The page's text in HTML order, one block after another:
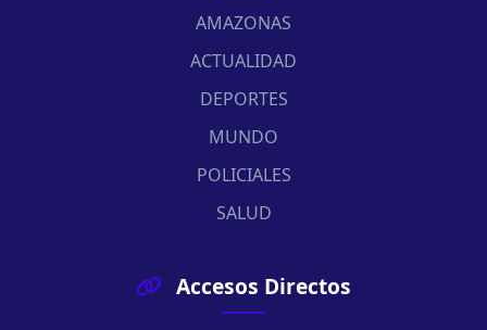
AMAZONAS
ACTUALIDAD
DEPORTES
MUNDO
POLICIALES
SALUD
Accesos Directos